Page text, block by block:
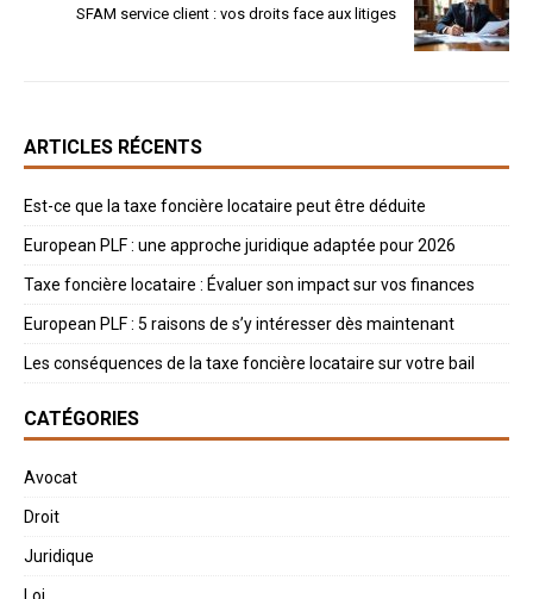
SFAM service client : vos droits face aux litiges
ARTICLES RÉCENTS
Est-ce que la taxe foncière locataire peut être déduite
European PLF : une approche juridique adaptée pour 2026
Taxe foncière locataire : Évaluer son impact sur vos finances
European PLF : 5 raisons de s’y intéresser dès maintenant
Les conséquences de la taxe foncière locataire sur votre bail
CATÉGORIES
Avocat
Droit
Juridique